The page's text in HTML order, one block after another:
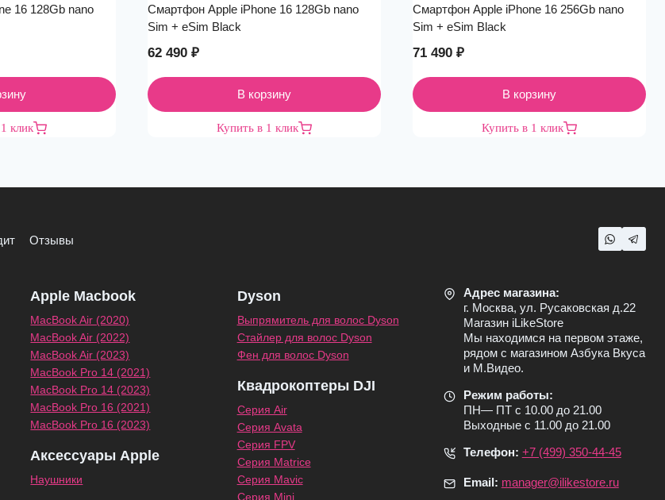
16 128Gb nano
клик
Смартфон Apple iPhone 16 128Gb nano
Sim + eSim Black
62 490 ₽
В корзину
Купить в 1 клик
Смартфон Apple iPhone 16 256Gb nano
Sim + eSim Black
71 490 ₽
В корзину
Купить в 1 клик
Отзывы
Apple Macbook
MacBook Air (2020)
MacBook Air (2022)
MacBook Air (2023)
MacBook Pro 14 (2021)
MacBook Pro 14 (2023)
MacBook Pro 16 (2021)
MacBook Pro 16 (2023)
Аксессуары Apple
Наушники
Dyson
Выпрямитель для волос Dyson
Стайлер для волос Dyson
Фен для волос Dyson
Квадрокоптеры DJI
Серия Air
Серия Avata
Серия FPV
Серия Matrice
Серия Mavic
Серия Mini
Адрес магазина:
г. Москва, ул. Русаковская д.22
Магазин iLikeStore
Мы находимся на первом этаже,
рядом с магазином Азбука Вкуса
и М.Видео.
Режим работы:
ПН— ПТ с 10.00 до 21.00
Выходные с 11.00 до 21.00
Телефон: +7 (499) 350-44-45
Email: manager@ilikestore.ru